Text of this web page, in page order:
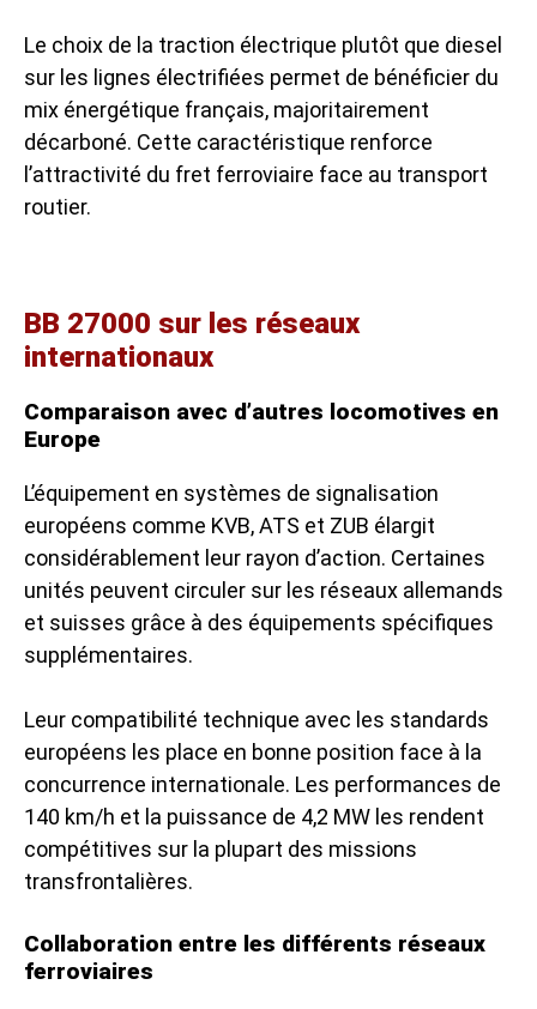
Le choix de la traction électrique plutôt que diesel
sur les lignes électrifiées permet de bénéficier du
mix énergétique français, majoritairement
décarboné. Cette caractéristique renforce
l’attractivité du fret ferroviaire face au transport
routier.
BB 27000 sur les réseaux
internationaux
Comparaison avec d’autres locomotives en
Europe
L’équipement en systèmes de signalisation
européens comme KVB, ATS et ZUB élargit
considérablement leur rayon d’action. Certaines
unités peuvent circuler sur les réseaux allemands
et suisses grâce à des équipements spécifiques
supplémentaires.
Leur compatibilité technique avec les standards
européens les place en bonne position face à la
concurrence internationale. Les performances de
140 km/h et la puissance de 4,2 MW les rendent
compétitives sur la plupart des missions
transfrontalières.
Collaboration entre les différents réseaux
ferroviaires